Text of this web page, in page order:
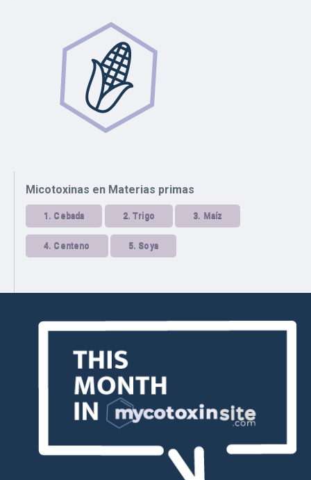
Micotoxinas en Materias primas
1. Cebada 2.Trigo 3. Maíz
4. Centeno 5. Soya